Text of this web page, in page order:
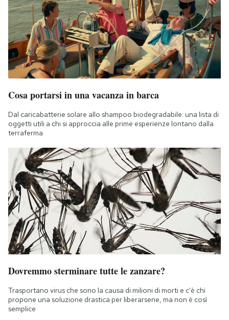
Cosa portarsi in una vacanza in barca
Dal caricabatterie solare allo shampoo biodegradabile: una lista di
oggetti utili a chi si approccia alle prime esperienze lontano dalla
terraferma
Dovremmo sterminare tutte le zanzare?
Trasportano virus che sono la causa di milioni di morti e c'è chi
propone una soluzione drastica per liberarsene, ma non è così
semplice